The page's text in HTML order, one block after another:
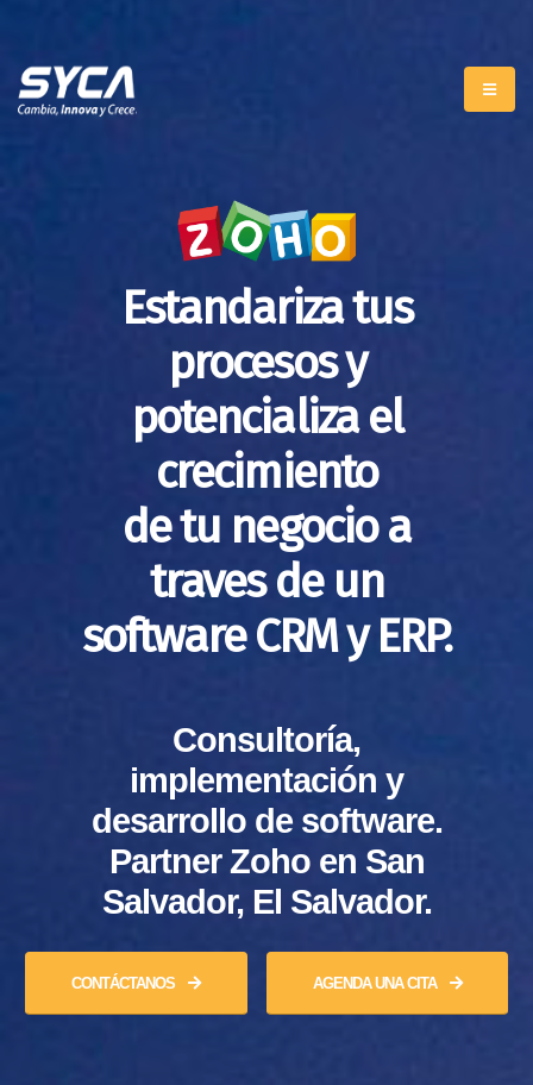
Estandariza tus
procesos y
potencializa el
crecimiento
de tu negocio a
traves de un
software CRM y ERP.
Consultoría,
implementación y
desarrollo de software.
Partner Zoho en San
Salvador, El Salvador.
CONTÁCTANOS AGENDA UNA CITA